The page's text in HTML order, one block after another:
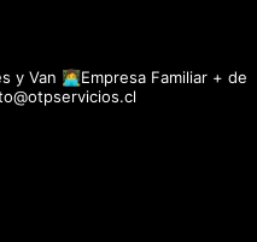
y Van 👩‍💻Empresa Familiar + de